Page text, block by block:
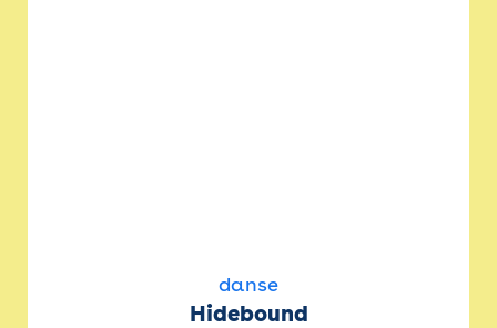
danse
Hidebound